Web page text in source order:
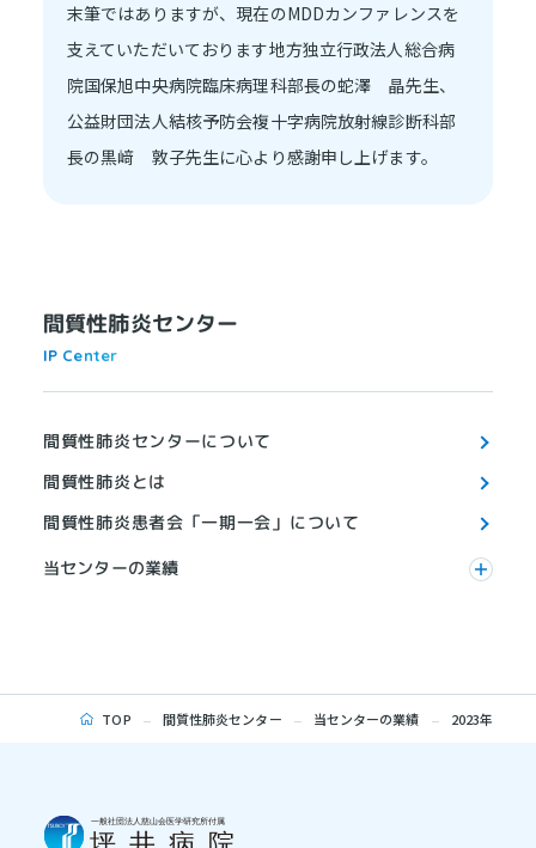
末筆ではありますが、現在のMDDカンファレンスを
支えていただいております地方独立行政法人総合病
院国保旭中央病院臨床病理科部長の蛇澤 晶先生、
公益財団法人結核予防会複十字病院放射線診断科部
長の黒﨑 敦子先生に心より感謝申し上げます。
間質性肺炎センター
IP Center
間質性肺炎センターについて
間質性肺炎とは
間質性肺炎患者会「一期一会」について
当センターの業績
TOP 間質性肺炎センター 当センターの業績 2023年